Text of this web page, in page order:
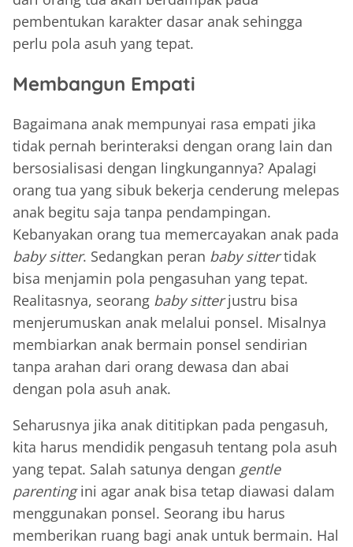
pembentukan karakter dasar anak sehingga
perlu pola asuh yang tepat.
Membangun Empati
Bagaimana anak mempunyai rasa empati jika
tidak pernah berinteraksi dengan orang lain dan
bersosialisasi dengan lingkungannya? Apalagi
orang tua yang sibuk bekerja cenderung melepas
anak begitu saja tanpa pendampingan.
Kebanyakan orang tua memercayakan anak pada
baby sitter. Sedangkan peran baby sittertidak
bisa menjamin pola pengasuhan yang tepat.
Realitasnya, seorang baby sitterjustru bisa
menjerumuskan anak melalui ponsel. Misalnya
membiarkan anak bermain ponsel sendirian
tanpa arahan dari orang dewasa dan abai
dengan pola asuh anak.
Seharusnya jika anak dititipkan pada pengasuh,
kita harus mendidik pengasuh tentang pola asuh
yang tepat. Salah satunya dengan gentle
parentingini agar anak bisa tetap diawasi dalam
menggunakan ponsel. Seorang ibu harus
memberikan ruang bagi anak untuk bermain. Hal